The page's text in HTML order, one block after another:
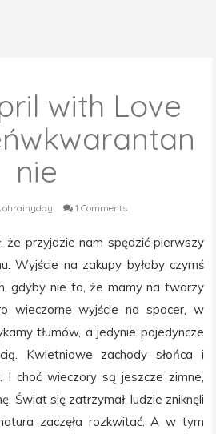
with Love
nie
ohrainyday 1 Comments
że przyjdzie nam spędzić pierwszy
Wyjście na zakupy byłoby czymś
gdyby nie to, że mamy na twarzy
wieczorne wyjście na spacer, w
tłumów, a jedynie pojedyncze
Kwietniowe zachody słońca i
choć wieczory są jeszcze zimne,
Świat się zatrzymał, ludzie zniknęli
zaczęła rozkwitać. A w tym